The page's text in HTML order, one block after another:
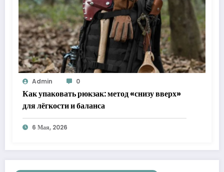
Admin 0
Как упаковать рюкзак: метод «снизу вверх»
для лёгкости и баланса
6 Мая, 2026